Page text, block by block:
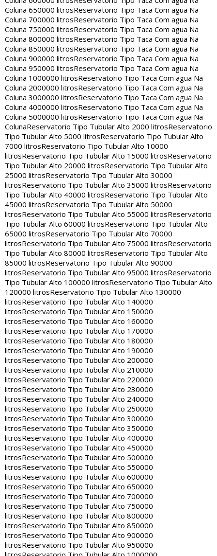
Coluna 650000 litrosReservatorio Tipo Taca Com agua Na
Coluna 700000 litrosReservatorio Tipo Taca Com agua Na
Coluna 750000 litrosReservatorio Tipo Taca Com agua Na
Coluna 800000 litrosReservatorio Tipo Taca Com agua Na
Coluna 850000 litrosReservatorio Tipo Taca Com agua Na
Coluna 900000 litrosReservatorio Tipo Taca Com agua Na
Coluna 950000 litrosReservatorio Tipo Taca Com agua Na
Coluna 1000000 litrosReservatorio Tipo Taca Com agua Na
Coluna 2000000 litrosReservatorio Tipo Taca Com agua Na
Coluna 3000000 litrosReservatorio Tipo Taca Com agua Na
Coluna 4000000 litrosReservatorio Tipo Taca Com agua Na
Coluna 5000000 litrosReservatorio Tipo Taca Com agua Na
ColunaReservatorio Tipo Tubular Alto 2000 litrosReservatorio
Tipo Tubular Alto 5000 litrosReservatorio Tipo Tubular Alto
7000 litrosReservatorio Tipo Tubular Alto 10000
litrosReservatorio Tipo Tubular Alto 15000 litrosReservatorio
Tipo Tubular Alto 20000 litrosReservatorio Tipo Tubular Alto
25000 litrosReservatorio Tipo Tubular Alto 30000
litrosReservatorio Tipo Tubular Alto 35000 litrosReservatorio
Tipo Tubular Alto 40000 litrosReservatorio Tipo Tubular Alto
45000 litrosReservatorio Tipo Tubular Alto 50000
litrosReservatorio Tipo Tubular Alto 55000 litrosReservatorio
Tipo Tubular Alto 60000 litrosReservatorio Tipo Tubular Alto
65000 litrosReservatorio Tipo Tubular Alto 70000
litrosReservatorio Tipo Tubular Alto 75000 litrosReservatorio
Tipo Tubular Alto 80000 litrosReservatorio Tipo Tubular Alto
85000 litrosReservatorio Tipo Tubular Alto 90000
litrosReservatorio Tipo Tubular Alto 95000 litrosReservatorio
Tipo Tubular Alto 100000 litrosReservatorio Tipo Tubular Alto
120000 litrosReservatorio Tipo Tubular Alto 130000
litrosReservatorio Tipo Tubular Alto 140000
litrosReservatorio Tipo Tubular Alto 150000
litrosReservatorio Tipo Tubular Alto 160000
litrosReservatorio Tipo Tubular Alto 170000
litrosReservatorio Tipo Tubular Alto 180000
litrosReservatorio Tipo Tubular Alto 190000
litrosReservatorio Tipo Tubular Alto 200000
litrosReservatorio Tipo Tubular Alto 210000
litrosReservatorio Tipo Tubular Alto 220000
litrosReservatorio Tipo Tubular Alto 230000
litrosReservatorio Tipo Tubular Alto 240000
litrosReservatorio Tipo Tubular Alto 250000
litrosReservatorio Tipo Tubular Alto 300000
litrosReservatorio Tipo Tubular Alto 350000
litrosReservatorio Tipo Tubular Alto 400000
litrosReservatorio Tipo Tubular Alto 450000
litrosReservatorio Tipo Tubular Alto 500000
litrosReservatorio Tipo Tubular Alto 550000
litrosReservatorio Tipo Tubular Alto 600000
litrosReservatorio Tipo Tubular Alto 650000
litrosReservatorio Tipo Tubular Alto 700000
litrosReservatorio Tipo Tubular Alto 750000
litrosReservatorio Tipo Tubular Alto 800000
litrosReservatorio Tipo Tubular Alto 850000
litrosReservatorio Tipo Tubular Alto 900000
litrosReservatorio Tipo Tubular Alto 950000